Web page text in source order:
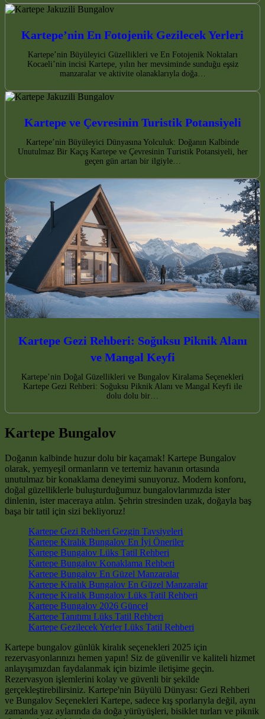
Kartepe’nin En Fotojenik Gezilecek Yerleri
Kartepe’nin Büyüleyici Güzellikleri ve En Fotojenik Noktaları
Kocaeli’nin incisi Kartepe, yılın her mevsiminde sunduğu eşsiz
manzaralar ve aktivite olanaklarıyla doğa…
Kartepe ve Çevresinin Turistik Potansiyeli
Kartepe’nin Büyüleyici Dünyasına Yolculuk: Doğanın Kalbinde
Unutulmaz Bir Kaçış Kartepe ve Çevresinin Turistik Potansiyeli, her
geçen gün artan bir ilgiyle…
Kartepe Gezi Rehberi: Soğuksu Piknik Alanı
ve Mangal Keyfi
Kartepe’nin Doğal Güzellikleri ve Bungalov Kiralama Seçenekleri
Kartepe Gezi Rehberi: Soğuksu Piknik Alanı ve Mangal Keyfi ile
dolu dolu bir…
Kartepe Bungalov
Doğanın kalbinde huzur dolu bir kaçamak! Kartepe Bungalov
olarak, yemyeşil ormanların ve tertemiz havanın ortasında
unutulmaz bir konaklama deneyimi sunuyoruz. Modern konforu,
doğal güzelliklerle buluşturduğumuz bungalovlarımızda ister
dinlenin, ister maceraya atılın. Şehrin stresinden uzak, doğayla baş
başa bir tatil için sizi bekliyoruz!
Kartepe Gezi Rehberi Gezgin Tavsiyeleri
Kartepe Kiralık Bungalov En İyi Öneriler
Kartepe Bungalov Lüks Tatil Rehberi
Kartepe Bungalov Konaklama Rehberi
Kartepe Bungalov En Güzel Manzaralar
Kartepe Kiralık Bungalov En Güzel Manzaralar
Kartepe Kiralık Bungalov Lüks Tatil Rehberi
Kartepe Bungalov 2026 Güncel
Kartepe Tanıtımı Lüks Tatil Rehberi
Kartepe Gezilecek Yerler Lüks Tatil Rehberi
Kartepe bungalov günlük kiralık seçenekleri 2025 için
rezervasyonlarınızı hemen yapın! Siz de güvenilir ve kaliteli hizmet
anlayışımızdan faydalanmak için bizimle iletişime geçin.
Rezervasyon işlemlerini kolay ve güvenli bir şekilde
gerçekleştirebilirsiniz. Kartepe'nin Büyülü Dünyası: Gezi Rehberi
ve Bungalov Seçenekleri Kartepe, sadece kış sporlarıyla değil, aynı
zamanda yaz aylarında da doğa yürüyüşleri, bisiklet turları ve piknik